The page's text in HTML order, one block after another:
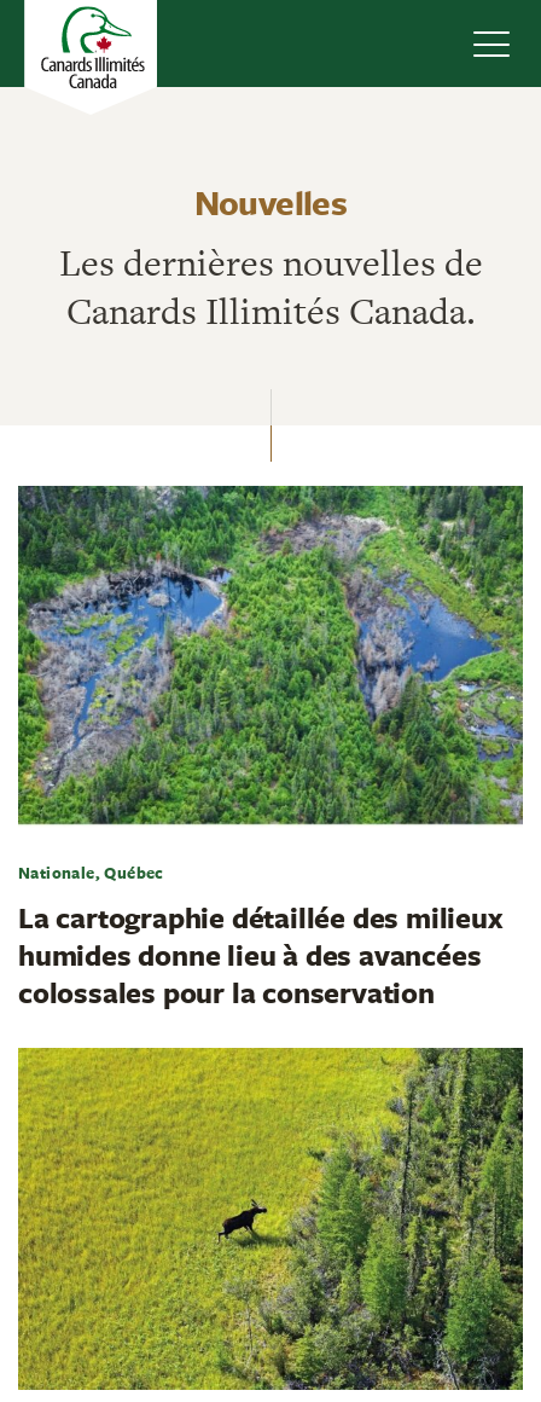
Nouvelles
Les dernières nouvelles de
Canards Illimités Canada.
Nationale, Québec
La cartographie détaillée des milieux
humides donne lieu à des avancées
colossales pour la conservation